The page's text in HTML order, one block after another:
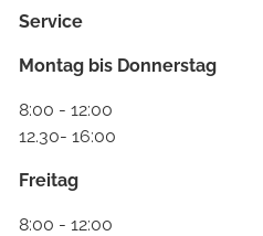
Service
Montag bis Donnerstag
8:00 - 12:00
12.30- 16:00
Freitag
8:00 - 12:00